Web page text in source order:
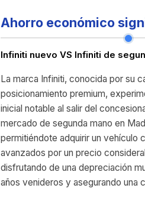
Ahorro económico
Infiniti nuevo VS Infiniti de
La marca Infiniti, conocida por su
posicionamiento premium,
inicial notable al salir del
mercado de segunda mano en
permitiéndote adquirir un vehículo
avanzados por un precio
disfrutando de una depreciación
años venideros y asegurando una